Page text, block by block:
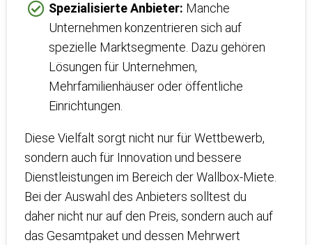
Spezialisierte Anbieter: Manche
Unternehmen konzentrieren sich auf
spezielle Marktsegmente. Dazu gehören
Lösungen für Unternehmen,
Mehrfamilienhäuser oder öffentliche
Einrichtungen.
Diese Vielfalt sorgt nicht nur für Wettbewerb,
sondern auch für Innovation und bessere
Dienstleistungen im Bereich der Wallbox-Miete.
Bei der Auswahl des Anbieters solltest du
daher nicht nur auf den Preis, sondern auch auf
das Gesamtpaket und dessen Mehrwert